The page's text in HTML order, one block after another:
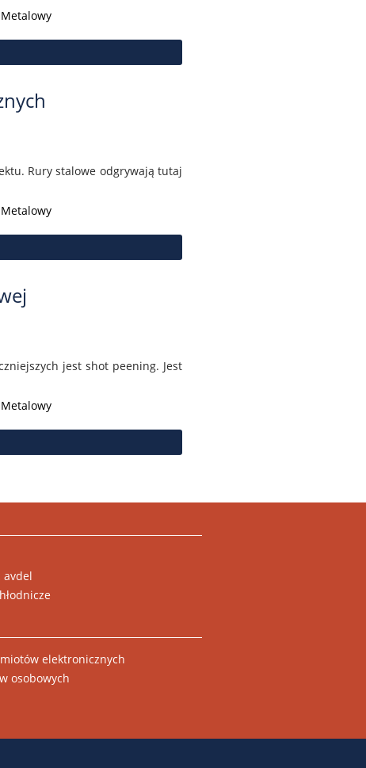
Rury stalowe odgrywają tutaj
jest shot peening. Jest
avdel
elektronicznych
osobowych